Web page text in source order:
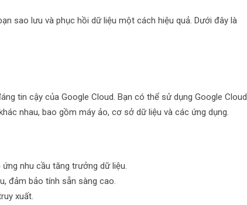
sao lưu và phục hồi dữ liệu một cách hiệu quả. Dưới đây là
tin cậy của Google Cloud. Bạn có thể sử dụng Google Cloud
nhau, bao gồm máy ảo, cơ sở dữ liệu và các ứng dụng.
nhu cầu tăng trưởng dữ liệu.
đảm bảo tính sẵn sàng cao.
xuất.